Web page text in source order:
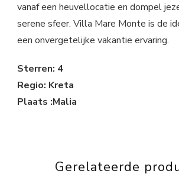
vanaf een heuvellocatie en dompel
serene sfeer. Villa Mare Monte is de
een onvergetelijke vakantie ervaring.
Sterren: 4
Regio: Kreta
Plaats :Malia
Gerelateerde